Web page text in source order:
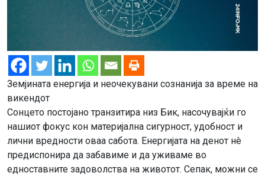
Земјината енергија и неочекувани сознанија за време на
викендот
Сонцето постојано транзитира низ Бик, насочувајќи го
нашиот фокус кон материјална сигурност, удобност и
лични вредности оваа сабота. Енергијата на денот нè
предиспонира да забавиме и да уживаме во
едноставните задоволства на животот. Сепак, можни се